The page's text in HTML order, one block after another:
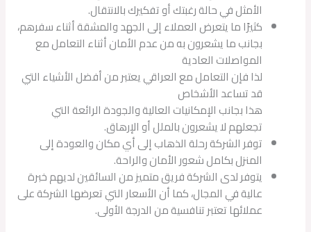
الأمثل في حالة رغبتك أو تفكيرك بالانتقال.
كثيرًا ما يتعرض العملاء إلى الجهد والمشقة أثناء سفرهم،
بجانب ما يشعرون به من عدم الأمان أثناء التعامل مع
المواصلات العادية
لذا فإن التعامل مع العراقي يعتبر من أفضل الأشياء التي
قد تساعد الأشخاص
هذا بجانب الإمكانيات العالية والجودة الرائعة التي
تجعلهم لا يشعرون بالملل أو الإرهاق.
توفر الشركة رحلة الذهاب إلى أي مكان والعودة إلى
المنزل بكامل شعور الأمان والراحة.
يتوفر لدى الشركة فريق متميز من السائقين لديهم خبرة
عالية في المجال، كما أن الأسعار التي تعرضها الشركة على
عملائها تعتبر تنافسية من الدرجة الأولى.